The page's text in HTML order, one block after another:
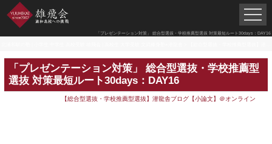
「プレゼンテーション対策」 総合型選抜・学校推薦型選抜 対策最短ルート30days：DAY16
「プレゼンテーション対策」 総合型選抜・学校推薦型
選抜 対策最短ルート30days：DAY16
【総合型選抜・学校推薦型選抜】潜龍舎ブログ【小論文】＠オンライン